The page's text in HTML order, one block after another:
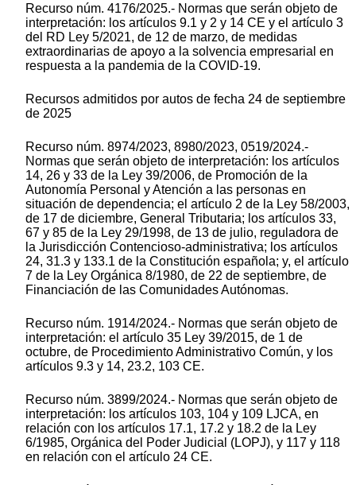
Recurso núm. 4176/2025.- Normas que serán objeto de
interpretación: los artículos 9.1 y 2 y 14 CE y el artículo 3
del RD Ley 5/2021, de 12 de marzo, de medidas
extraordinarias de apoyo a la solvencia empresarial en
respuesta a la pandemia de la COVID-19.
Recursos admitidos por autos de fecha 24 de septiembre
de 2025
Recurso núm. 8974/2023, 8980/2023, 0519/2024.-
Normas que serán objeto de interpretación: los artículos
14, 26 y 33 de la Ley 39/2006, de Promoción de la
Autonomía Personal y Atención a las personas en
situación de dependencia; el artículo 2 de la Ley 58/2003,
de 17 de diciembre, General Tributaria; los artículos 33,
67 y 85 de la Ley 29/1998, de 13 de julio, reguladora de
la Jurisdicción Contencioso-administrativa; los artículos
24, 31.3 y 133.1 de la Constitución española; y, el artículo
7 de la Ley Orgánica 8/1980, de 22 de septiembre, de
Financiación de las Comunidades Autónomas.
Recurso núm. 1914/2024.- Normas que serán objeto de
interpretación: el artículo 35 Ley 39/2015, de 1 de
octubre, de Procedimiento Administrativo Común, y los
artículos 9.3 y 14, 23.2, 103 CE.
Recurso núm. 3899/2024.- Normas que serán objeto de
interpretación: los artículos 103, 104 y 109 LJCA, en
relación con los artículos 17.1, 17.2 y 18.2 de la Ley
6/1985, Orgánica del Poder Judicial (LOPJ), y 117 y 118
en relación con el artículo 24 CE.